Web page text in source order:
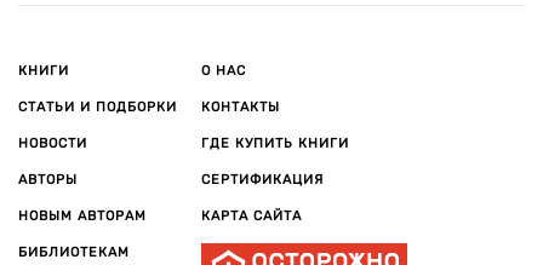
КНИГИ
СТАТЬИ И ПОДБОРКИ
НОВОСТИ
АВТОРЫ
НОВЫМ АВТОРАМ
БИБЛИОТЕКАМ
О НАС
КОНТАКТЫ
ГДЕ КУПИТЬ КНИГИ
СЕРТИФИКАЦИЯ
КАРТА САЙТА